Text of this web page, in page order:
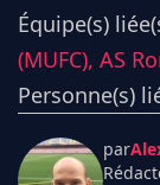
Équipe(s)
(MUFC), AS
Personne(s)
par